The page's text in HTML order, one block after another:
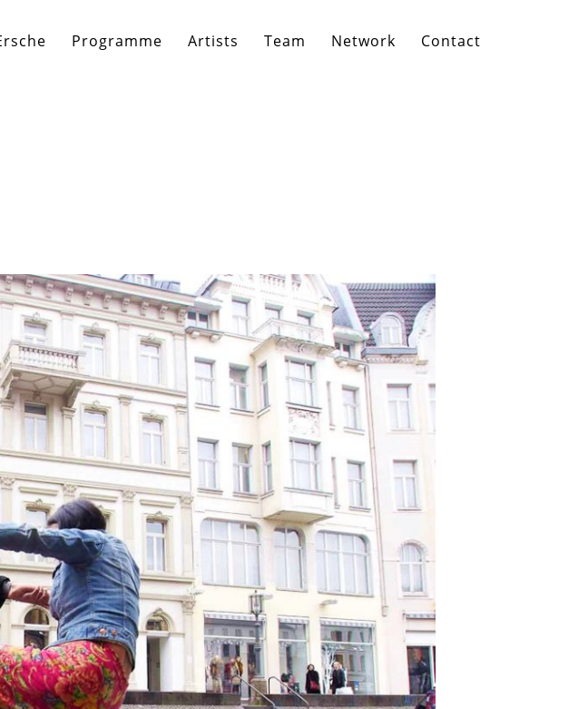
Programme Artists Team Network Contact